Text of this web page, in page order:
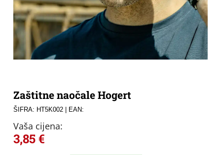
Zaštitne naočale Hogert
ŠIFRA: HT5K002| EAN:
Vaša cijena:
3,85€